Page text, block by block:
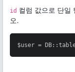
id 컬럼 값으로 단일
오.
$user =